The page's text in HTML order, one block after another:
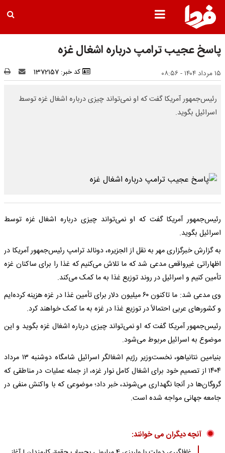
پاسخ عجیب ترامپ درباره اشغال غزه
۱۵ مرداد ۱۴۰۴ - ۰۸:۵۶ کد خبر: 1372157
رئیس‌جمهور آمریکا گفت که او نمی‌تواند چیزی درباره اشغال غزه توسط
اسرائیل بگوید.
رئیس‌جمهور آمریکا گفت که او نمی‌تواند چیزی درباره اشغال غزه توسط
اسرائیل بگوید.
به گزارش خبرگزاری مهر به نقل از الجزیره، دونالد ترامپ رئیس‌جمهور آمریکا در
اظهاراتی غیرواقعی مدعی شد که ما تلاش می‌کنیم که غذا را برای ساکنان غزه
تأمین کنیم و اسرائیل در روند توزیع غذا به ما کمک می‌کند.
وی مدعی شد: ما تاکنون ۶۰ میلیون دلار برای تأمین غذا در غزه هزینه کرده‌ایم
و کشورهای عربی احتمالاً در توزیع غذا در غزه به ما کمک خواهند کرد.
رئیس‌جمهور آمریکا گفت که او نمی‌تواند چیزی درباره اشغال غزه بگوید و این
موضوع به اسرائیل مربوط می‌شود.
بنیامین نتانیاهو، نخست‌وزیر رژیم اشغالگر اسرائیل شامگاه دوشنبه ۱۳ مرداد
۱۴۰۴ از تصمیم خود برای اشغال کامل نوار غزه، از جمله عملیات در مناطقی که
گروگان‌ها در آنجا نگهداری می‌شوند، خبر داد؛ موضوعی که با واکنش منفی در
جامعه جهانی مواجه شده است.
آنچه دیگران می خوانند: